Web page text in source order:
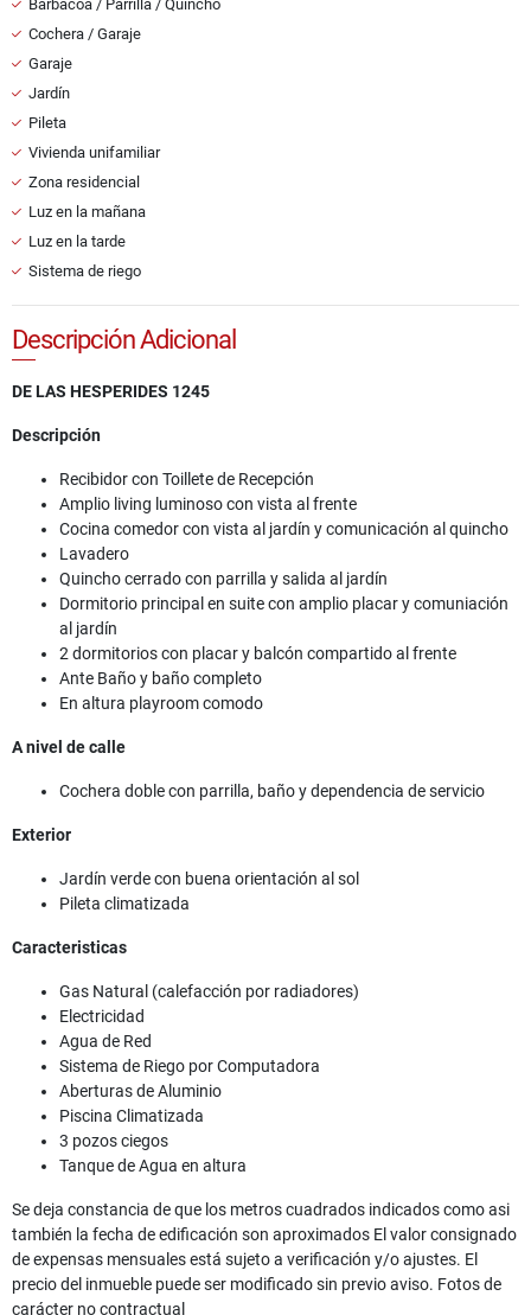
Barbacoa / Parrilla / Quincho
Cochera / Garaje
Garaje
Jardín
Pileta
Vivienda unifamiliar
Zona residencial
Luz en la mañana
Luz en la tarde
Sistema de riego
Descripción Adicional
DE LAS HESPERIDES 1245
Descripción
Recibidor con Toillete de Recepción
Amplio living luminoso con vista al frente
Cocina comedor con vista al jardín y comunicación al quincho
Lavadero
Quincho cerrado con parrilla y salida al jardín
Dormitorio principal en suite con amplio placar y comuniación
al jardín
2 dormitorios con placar y balcón compartido al frente
Ante Baño y baño completo
En altura playroom comodo
A nivel de calle
Cochera doble con parrilla, baño y dependencia de servicio
Exterior
Jardín verde con buena orientación al sol
Pileta climatizada
Caracteristicas
Gas Natural (calefacción por radiadores)
Electricidad
Agua de Red
Sistema de Riego por Computadora
Aberturas de Aluminio
Piscina Climatizada
3 pozos ciegos
Tanque de Agua en altura
Se deja constancia de que los metros cuadrados indicados como asi
también la fecha de edificación son aproximados El valor consignado
de expensas mensuales está sujeto a verificación y/o ajustes. El
precio del inmueble puede ser modificado sin previo aviso. Fotos de
carácter no contractual